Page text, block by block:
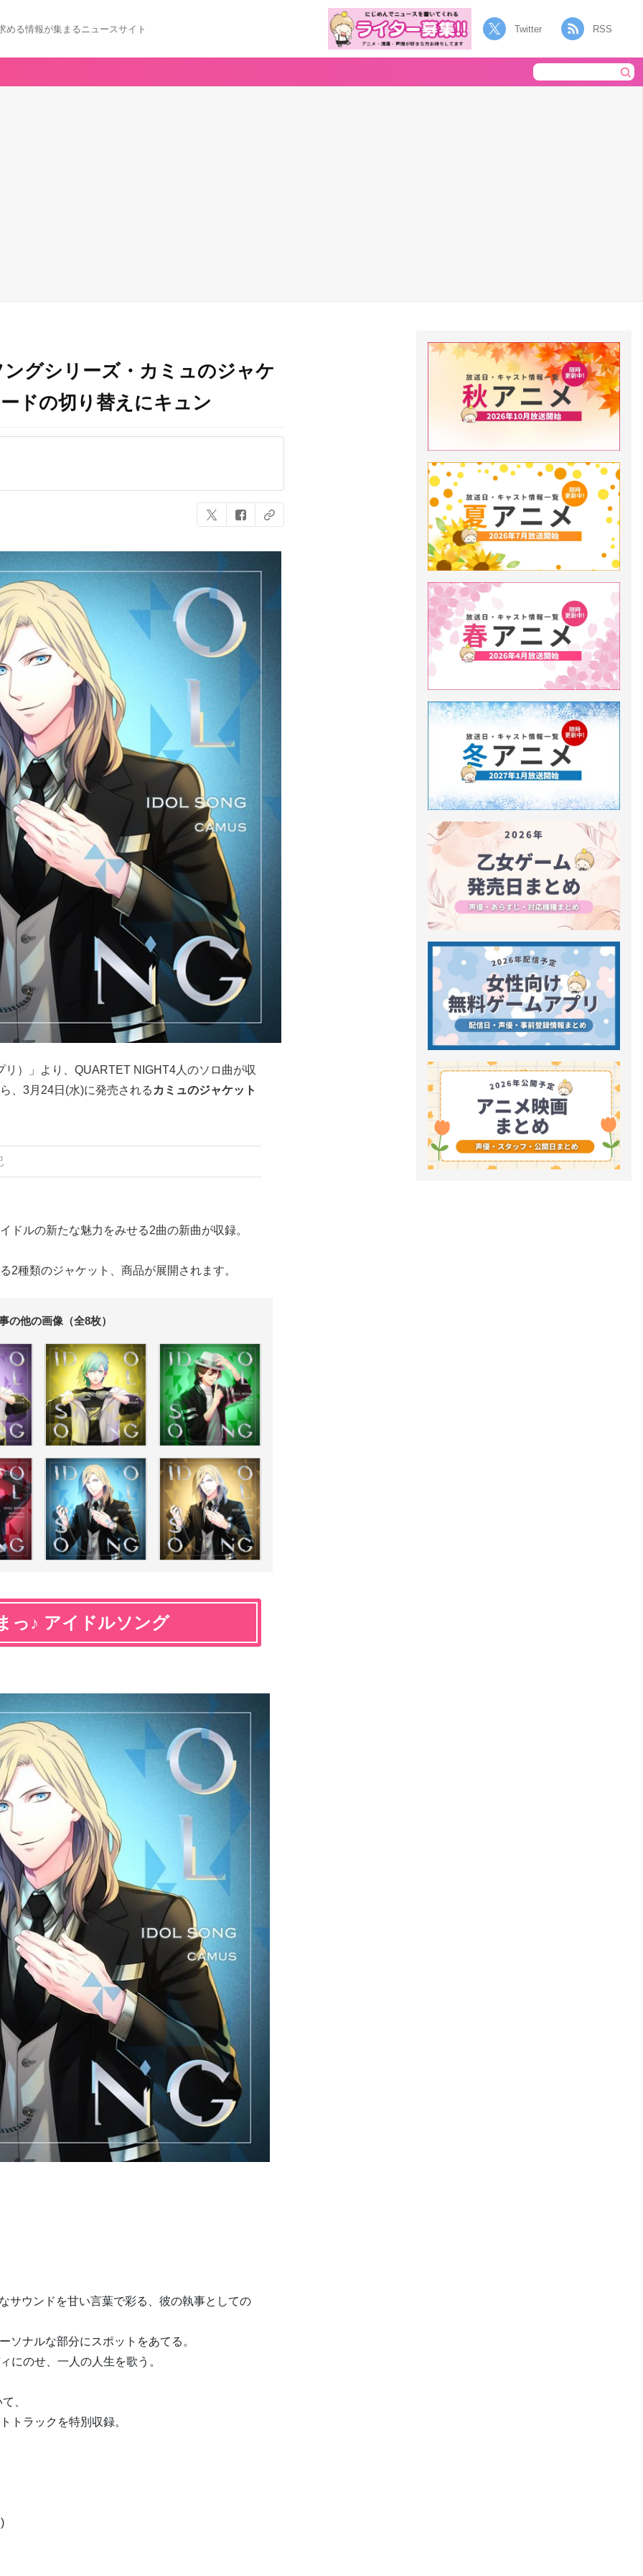
める情報が集まるニュースサイト Twitter RSS
グシリーズ・カミュのジャケ
ドの切り替えにキュン
リ）」より、QUARTET NIGHT4人のソロ曲が収
、3月24日(水)に発売される カミュのジャケット
ドルの新たな魅力をみせる2曲の新曲が収録。
2種類のジャケット、商品が展開されます。
の他の画像（全8枚）
っ♪ アイドルソング
サウンドを甘い言葉で彩る、彼の執事としての
ソナルな部分にスポットをあてる。
にのせ、一人の人生を歌う。
、
トラックを特別収録。